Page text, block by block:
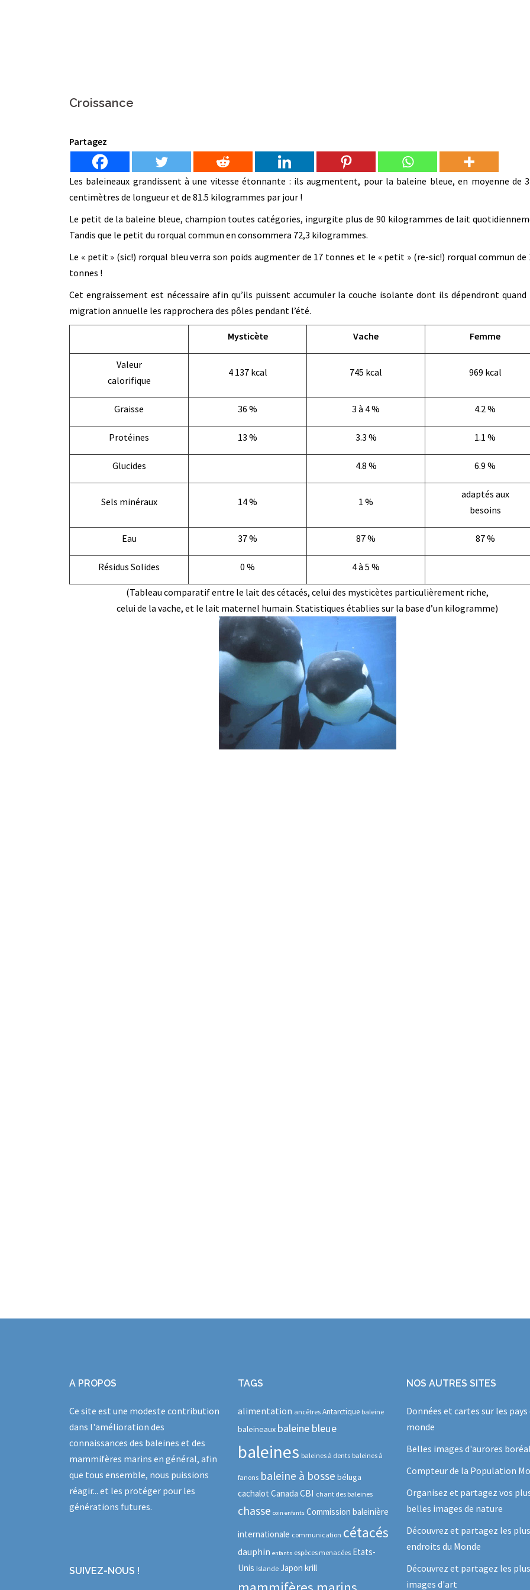
Croissance
Partagez
Les baleineaux grandissent à une vitesse étonnante : ils augmentent, pour la baleine bleue, en moyenne de
centimètres de longueur et de 81.5 kilogrammes par jour !
Le petit de la baleine bleue, champion toutes catégories, ingurgite plus de 90 kilogrammes de lait
Tandis que le petit du rorqual commun en consommera 72,3 kilogrammes.
Le « petit » (sic!) rorqual bleu verra son poids augmenter de 17 tonnes et le « petit » (re-sic!) rorqual commun de
tonnes !
Cet engraissement est nécessaire afin qu’ils puissent accumuler la couche isolante dont ils dépendront quand
migration annuelle les rapprochera des pôles pendant l’été.
Mysticète Vache Femme
Valeur
calorifique
4 137 kcal 745 kcal 969 kcal
Graisse 36 % 3 à 4 % 4.2 %
Protéines 13 % 3.3 % 1.1 %
Glucides 4.8 % 6.9 %
Sels minéraux 14 % 1 %
adaptés aux
besoins
Eau 37 % 87 % 87 %
Résidus Solides 0 % 4 à 5 %
(Tableau comparatif entre le lait des cétacés, celui des mysticètes particulièrement riche,
celui de la vache, et le lait maternel humain. Statistiques établies sur la base d’un kilogramme)
A PROPOS
Ce site est une modeste contribution
dans l'amélioration des
connaissances des baleines et des
mammifères marins en général, afin
que tous ensemble, nous puissions
réagir... et les protéger pour les
générations futures.
SUIVEZ-NOUS !
TAGS
alimentation ancêtres Antarctique baleine
baleineaux baleine bleue
baleines baleines à dents baleines à
fanons baleine à bosse béluga
cachalot Canada CBI chant des baleines
chasse coin enfants Commission baleinière
internationale communication cétacés
dauphin enfants espèces menacées Etats-
Unis Islande Japon krill
NOS AUTRES SITES
Données et cartes sur les pays
monde
Belles images d'aurores
Compteur de la Population
Organisez et partagez vos
belles images de nature
Découvrez et partagez les
endroits du Monde
Découvrez et partagez les
images d'art